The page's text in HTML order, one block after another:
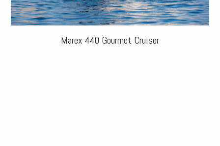
Marex 440 Gourmet Cruiser